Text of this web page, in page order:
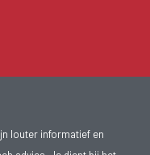
louter informatief en